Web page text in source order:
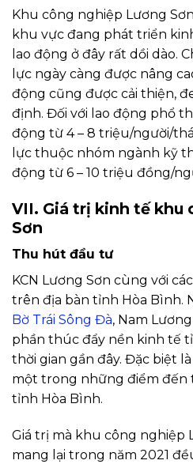
Khu công nghiệp Lương
khu vực đang phát triển
lao động ở đây rất dồi dào.
lực ngày càng được nâng
động cũng được cải thiện,
định. Đối với lao động phổ
động từ 4 – 8 triệu/người/
lực thuộc nhóm ngành kỹ
động từ 6 – 10 triệu đồng/
VII. Giá trị kinh tế khu
Sơn
Thu hút đầu tư
KCN Lương Sơn cùng với
trên địa bàn tỉnh Hòa Bình.
Bờ Trái Sông Đà, Nam
phần thúc đẩy nền kinh tế
thời gian gần đây. Đặc biệt
một trong những điểm
tỉnh Hòa Bình.
Giá trị mà khu công nghiệp
mang lại trong năm 2021